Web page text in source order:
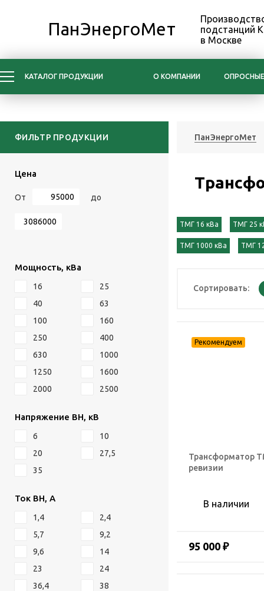
ПанЭнергоМет
подстанций
в Москве
КАТАЛОГ ПРОДУКЦИИ О КОМПАНИИ
ФИЛЬТР ПРОДУКЦИИ
Цена
От до
Мощность, кВа
16
25
40
63
100
160
250
400
630
1000
1250
1600
2000
2500
Напряжение ВН, кВ
6
10
20
27,5
35
Ток ВН, А
1,4
2,4
5,7
9,2
9,6
14
23
24
36,4
38
ПанЭнергоМет
ТМГ 16 кВа ТМГ 25
ТМГ 1000 кВа ТМГ
Сортировать:
Трансформатор
ревизии
В наличии
95 000 ₽